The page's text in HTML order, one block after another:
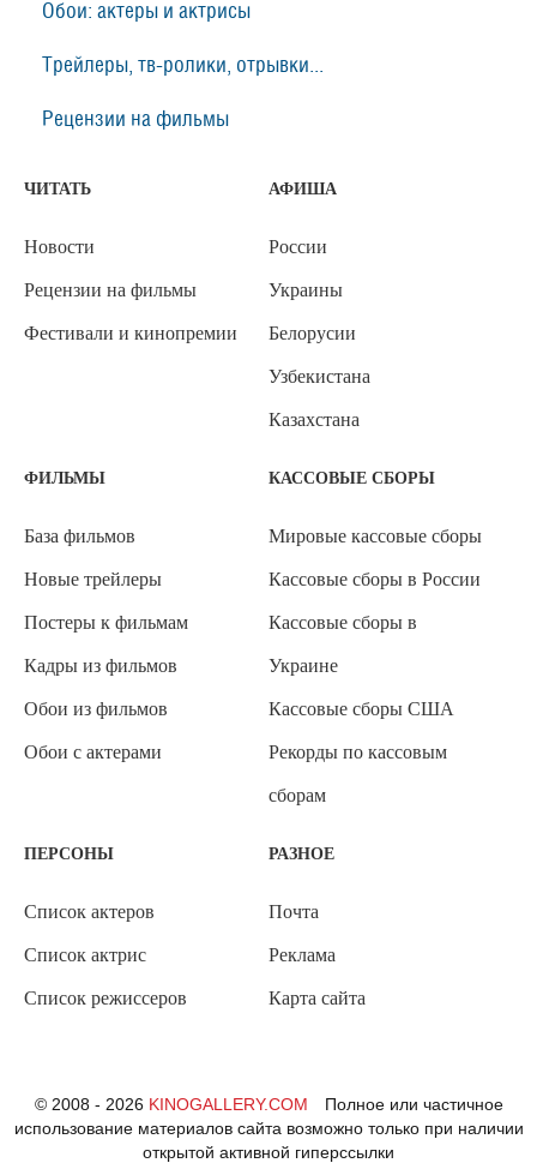
Обои: актеры и актрисы
Трейлеры, тв-ролики, отрывки...
Рецензии на фильмы
ЧИТАТЬ
Новости
Рецензии на фильмы
Фестивали и кинопремии
АФИША
России
Украины
Белорусии
Узбекистана
Казахстана
ФИЛЬМЫ
База фильмов
Новые трейлеры
Постеры к фильмам
Кадры из фильмов
Обои из фильмов
Обои с актерами
КАССОВЫЕ СБОРЫ
Мировые кассовые сборы
Кассовые сборы в России
Кассовые сборы в
Украине
Кассовые сборы США
Рекорды по кассовым
сборам
ПЕРСОНЫ
Список актеров
Список актрис
Список режиссеров
РАЗНОЕ
Почта
Реклама
Карта сайта
© 2008 - 2026 KINOGALLERY.COM
Полное или частичное
использование материалов сайта возможно только при наличии
открытой активной гиперссылки